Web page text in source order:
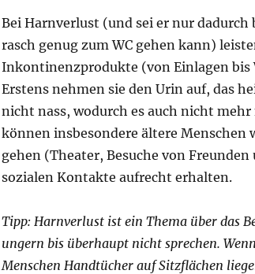
Bei Harnverlust (und sei er nur
rasch genug zum WC gehen kann)
Inkontinenzprodukte (von Einlagen bis
Erstens nehmen sie den Urin auf, das
nicht nass, wodurch es auch nicht
können insbesondere ältere Menschen
gehen (Theater, Besuche von
sozialen Kontakte aufrecht erhalten.
Tipp: Harnverlust ist ein Thema über das
ungern bis überhaupt nicht sprechen.
Menschen Handtücher auf Sitzflächen